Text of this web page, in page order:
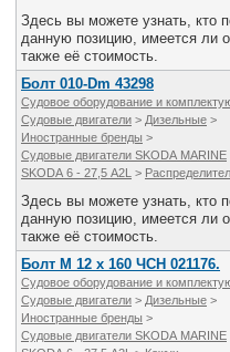
Здесь вы можете узнать, кто
данную позицию, имеется ли
также её стоимость.
Болт 010-Dm 43298
Судовое оборудование и
Судовые двигатели > Дизельные >
Иностранные бренды >
Судовые двигатели SKODA MARINE
SKODA 6 - 27,5 A2L >
Здесь вы можете узнать, кто
данную позицию, имеется ли
также её стоимость.
Болт M 12 х 160 ЧСН 021176.
Судовое оборудование и
Судовые двигатели > Дизельные >
Иностранные бренды >
Судовые двигатели SKODA MARINE